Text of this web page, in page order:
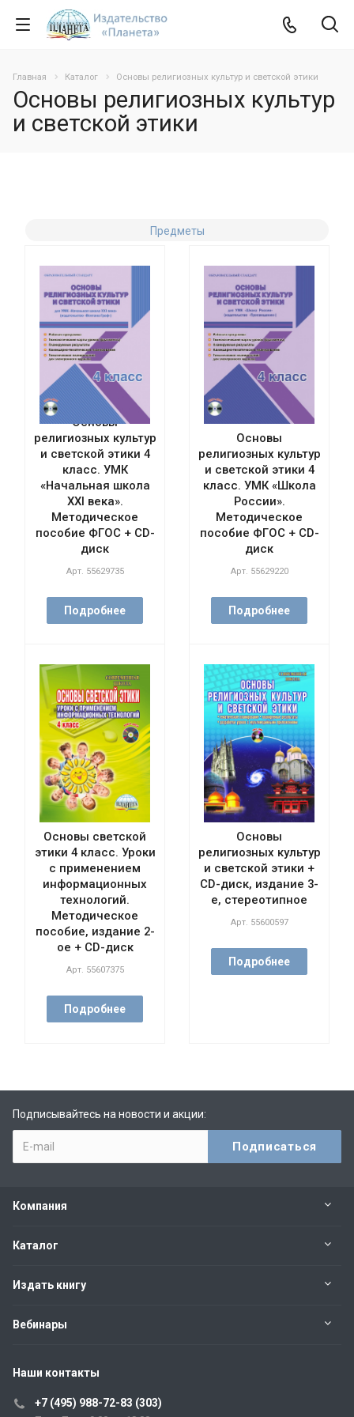
Главная Каталог Основы религиозных культур и светской этики
Основы религиозных культур
и светской этики
Предметы
Основы
религиозных культур
и светской этики 4
класс. УМК
«Начальная школа
XXI века».
Методическое
пособие ФГОС + CD-
диск
Арт. 55629735
Подробнее
Основы
религиозных культур
и светской этики 4
класс. УМК «Школа
России».
Методическое
пособие ФГОС + CD-
диск
Арт. 55629220
Подробнее
Основы светской
этики 4 класс. Уроки
с применением
информационных
технологий.
Методическое
пособие, издание 2-
ое + CD-диск
Арт. 55607375
Подробнее
Основы
религиозных культур
и светской этики +
CD-диск, издание 3-
е, стереотипное
Арт. 55600597
Подробнее
Подписывайтесь на новости и акции:
Компания
Каталог
Издать книгу
Вебинары
Наши контакты
+7 (495) 988-72-83 (303)